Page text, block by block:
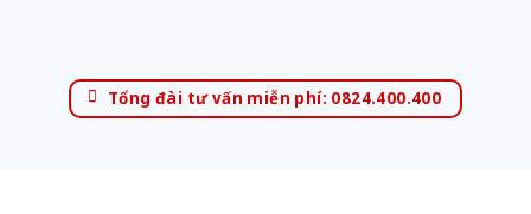
Tổng đài tư vấn miễn phí: 0824.400.400